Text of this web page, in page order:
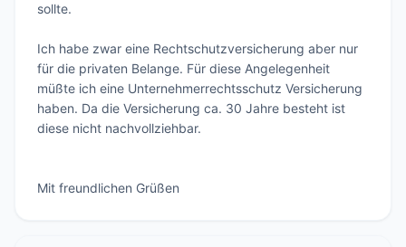
sollte.
Ich habe zwar eine Rechtschutzversicherung aber nur
für die privaten Belange. Für diese Angelegenheit
müßte ich eine Unternehmerrechtsschutz Versicherung
haben. Da die Versicherung ca. 30 Jahre besteht ist
diese nicht nachvollziehbar.
Mit freundlichen Grüßen